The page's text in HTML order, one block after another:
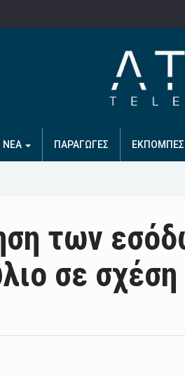
ΝΕΑ ΠΑΡΑΓΩΓΕΣ ΕΚΠΟΜΠΕΣ
των
σε